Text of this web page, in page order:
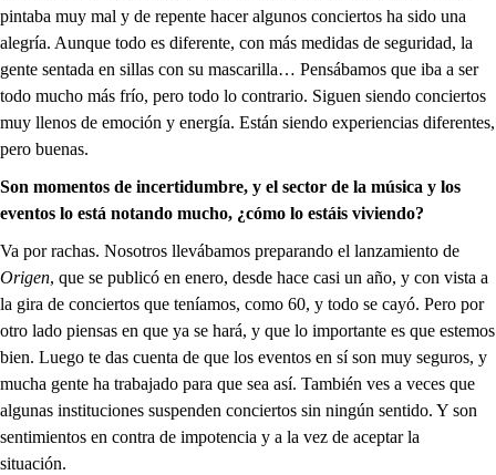
pintaba muy mal y de repente hacer algunos conciertos ha sido una
alegría. Aunque todo es diferente, con más medidas de seguridad, la
gente sentada en sillas con su mascarilla… Pensábamos que iba a ser
todo mucho más frío, pero todo lo contrario. Siguen siendo conciertos
muy llenos de emoción y energía. Están siendo experiencias diferentes,
pero buenas.
Son momentos de incertidumbre, y el sector de la música y los
eventos lo está notando mucho, ¿cómo lo estáis viviendo?
Va por rachas. Nosotros llevábamos preparando el lanzamiento de
Origen, que se publicó en enero, desde hace casi un año, y con vista a
la gira de conciertos que teníamos, como 60, y todo se cayó. Pero por
otro lado piensas en que ya se hará, y que lo importante es que estemos
bien. Luego te das cuenta de que los eventos en sí son muy seguros, y
mucha gente ha trabajado para que sea así. También ves a veces que
algunas instituciones suspenden conciertos sin ningún sentido. Y son
sentimientos en contra de impotencia y a la vez de aceptar la
situación.